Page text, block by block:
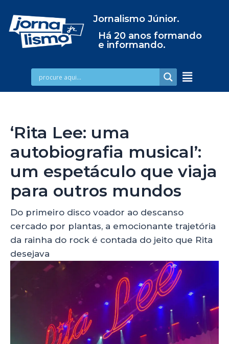
Jornalismo Júnior.
Há 20 anos formando
e informando.
‘Rita Lee: uma
autobiografia musical’:
um espetáculo que viaja
para outros mundos
Do primeiro disco voador ao descanso
cercado por plantas, a emocionante trajetória
da rainha do rock é contada do jeito que Rita
desejava